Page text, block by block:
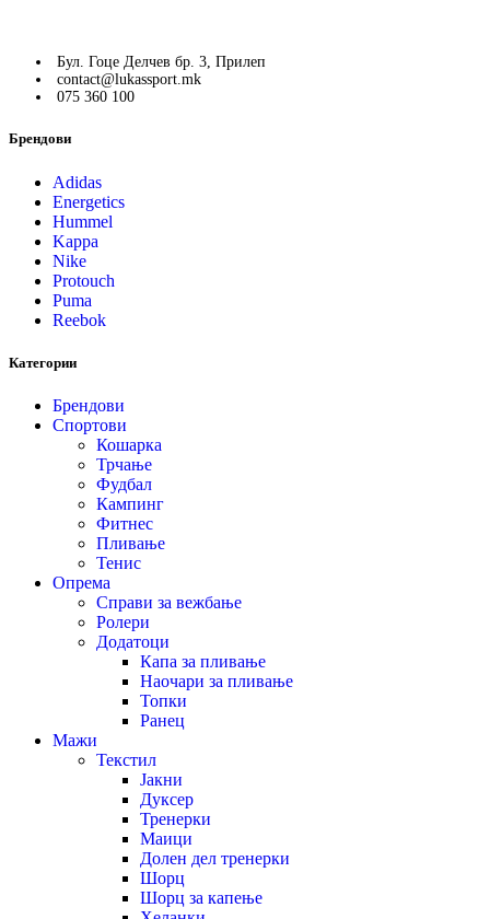
Бул. Гоце Делчев бр. 3, Прилеп
contact@lukassport.mk
075 360 100
Брендови
Adidas
Energetics
Hummel
Kappa
Nike
Protouch
Puma
Reebok
Категории
Брендови
Спортови
Кошарка
Трчање
Фудбал
Кампинг
Фитнес
Пливање
Тенис
Опрема
Справи за вежбање
Ролери
Додатоци
Капа за пливање
Наочари за пливање
Топки
Ранец
Мажи
Текстил
Јакни
Дуксер
Тренерки
Маици
Долен дел тренерки
Шорц
Шорц за капење